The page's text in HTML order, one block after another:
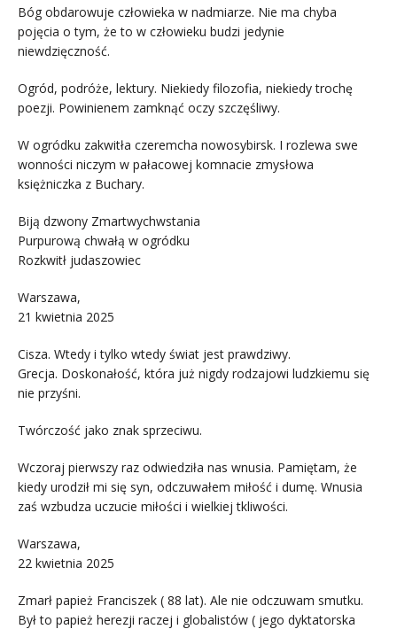
Bóg obdarowuje człowieka w nadmiarze. Nie ma chyba
pojęcia o tym, że to w człowieku budzi jedynie
niewdzięczność.
Ogród, podróże, lektury. Niekiedy filozofia, niekiedy trochę
poezji. Powinienem zamknąć oczy szczęśliwy.
W ogródku zakwitła czeremcha nowosybirsk. I rozlewa swe
wonności niczym w pałacowej komnacie zmysłowa
księżniczka z Buchary.
Biją dzwony Zmartwychwstania
Purpurową chwałą w ogródku
Rozkwitł judaszowiec
Warszawa,
21 kwietnia 2025
Cisza. Wtedy i tylko wtedy świat jest prawdziwy.
Grecja. Doskonałość, która już nigdy rodzajowi ludzkiemu się
nie przyśni.
Twórczość jako znak sprzeciwu.
Wczoraj pierwszy raz odwiedziła nas wnusia. Pamiętam, że
kiedy urodził mi się syn, odczuwałem miłość i dumę. Wnusia
zaś wzbudza uczucie miłości i wielkiej tkliwości.
Warszawa,
22 kwietnia 2025
Zmarł papież Franciszek ( 88 lat). Ale nie odczuwam smutku.
Był to papież herezji raczej i globalistów ( jego dyktatorska